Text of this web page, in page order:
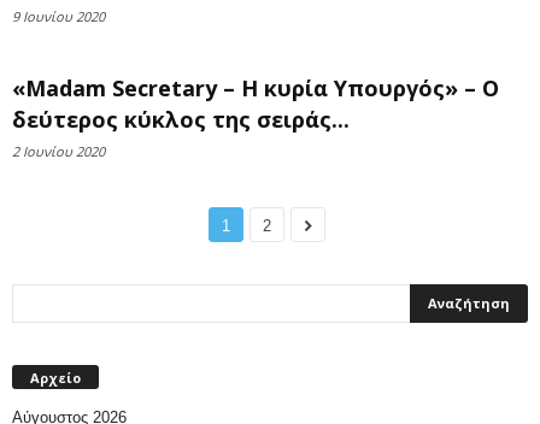
9 Ιουνίου 2020
«Madam Secretary – Η κυρία Υπουργός» – O
δεύτερος κύκλος της σειράς...
2 Ιουνίου 2020
1 2
Αρχείο
Αύγουστος 2026